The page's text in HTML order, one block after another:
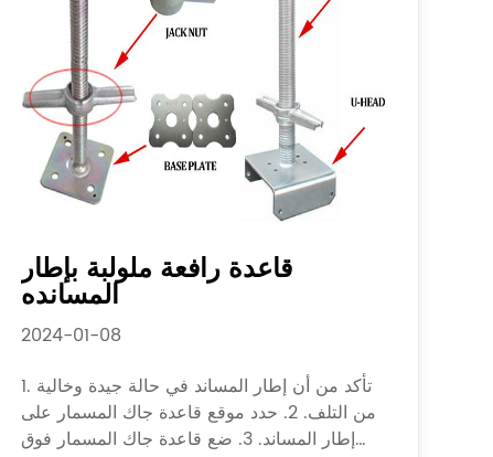
قاعدة رافعة ملولبة بإطار
المسانده
2024-01-08
1. تأكد من أن إطار المساند في حالة جيدة وخالية
من التلف. 2. حدد موقع قاعدة جاك المسمار على
إطار المساند. 3. ضع قاعدة جاك المسمار فوق